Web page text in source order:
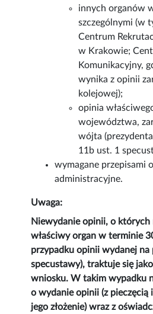
innych organów
szczególnymi (w
Centrum
w Krakowie;
Komunikacyjny,
wynika z opinii
kolejowej);
opinia
województwa,
wójta
11b ust. 1
wymagane przepisami
administracyjne.
Uwaga:
Niewydanie opinii, o których
właściwy organ w terminie
przypadku opinii wydanej
specustawy), traktuje się
wniosku. W takim wypadku
o wydanie opinii (z
jego złożenie) wraz z